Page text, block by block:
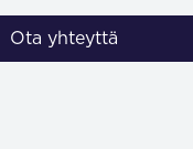
Ota yhteyttä